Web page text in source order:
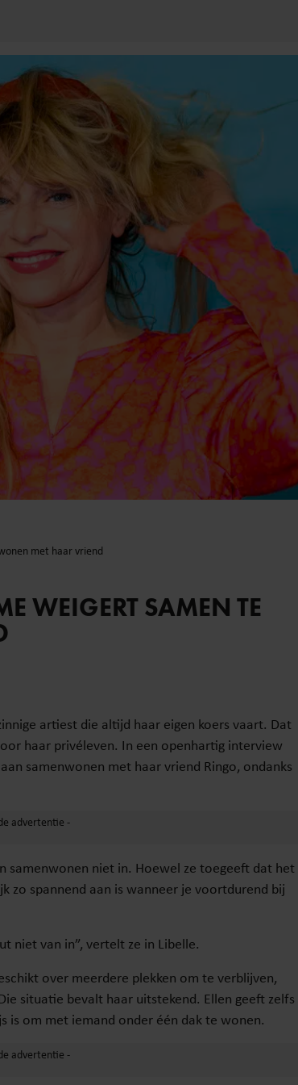
met haar vriend
WEIGERT SAMEN TE
artiest die altijd haar eigen koers vaart. Dat
haar privéleven. In een openhartig interview
samenwonen met haar vriend Ringo, ondanks
samenwonen niet in. Hoewel ze toegeeft dat het
zo spannend aan is wanneer je voortdurend bij
niet van in”, vertelt ze in Libelle.
over meerdere plekken om te verblijven,
situatie bevalt haar uitstekend. Ellen geeft zelfs
is om met iemand onder één dak te wonen.